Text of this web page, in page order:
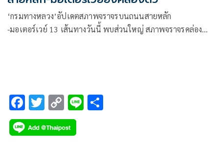
‘กรมทางหลวง’อัปเดตสภาพจราจรบนถนนสายหลัก
-มอเตอร์เวย์ 13 เส้นทางวันนี้ พบส่วนใหญ่ สภาพจราจรคล่องตัว
F
ac
e
T
wi
tt
C
o
p
Li